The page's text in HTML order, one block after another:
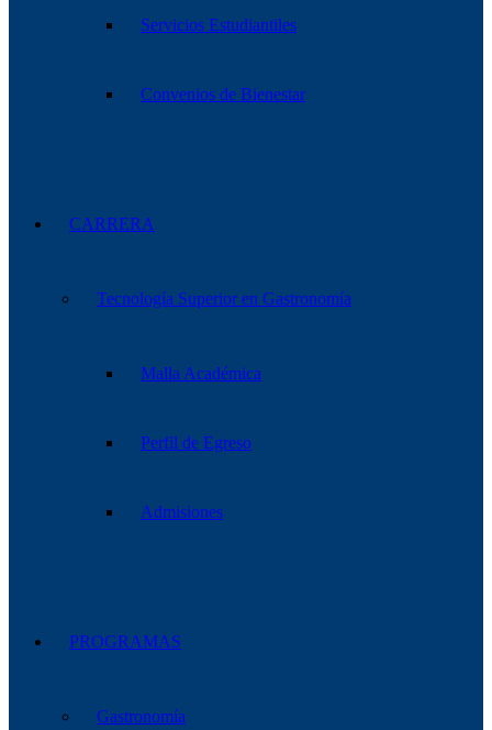
Servicios Estudiantiles
Convenios de Bienestar
CARRERA
Tecnología Superior en Gastronomía
Malla Académica
Perfil de Egreso
Admisiones
PROGRAMAS
Gastronomía